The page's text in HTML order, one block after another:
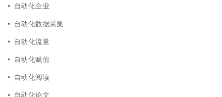
自动化企业
自动化数据采集
自动化流量
自动化赋值
自动化阅读
自动化论文